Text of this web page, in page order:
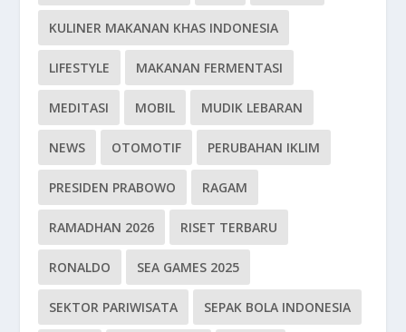
KULINER MAKANAN KHAS INDONESIA
LIFESTYLE MAKANAN FERMENTASI
MEDITASI MOBIL MUDIK LEBARAN
NEWS OTOMOTIF PERUBAHAN IKLIM
PRESIDEN PRABOWO RAGAM
RAMADHAN 2026 RISET TERBARU
RONALDO SEA GAMES 2025
SEKTOR PARIWISATA SEPAK BOLA INDONESIA